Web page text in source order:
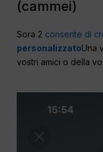
(cammei)
Sora 2 consente di
personalizzatoUna
vostri amici o della